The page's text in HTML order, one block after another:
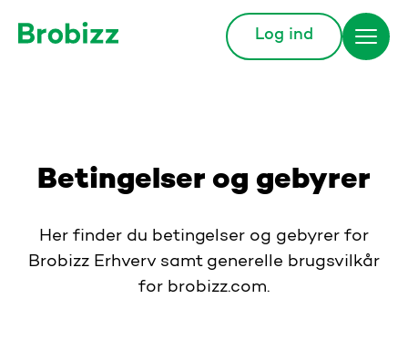
Log ind
Betingelser og gebyrer
Her finder du betingelser og gebyrer for
Brobizz Erhverv samt generelle brugsvilkår
for brobizz.com.